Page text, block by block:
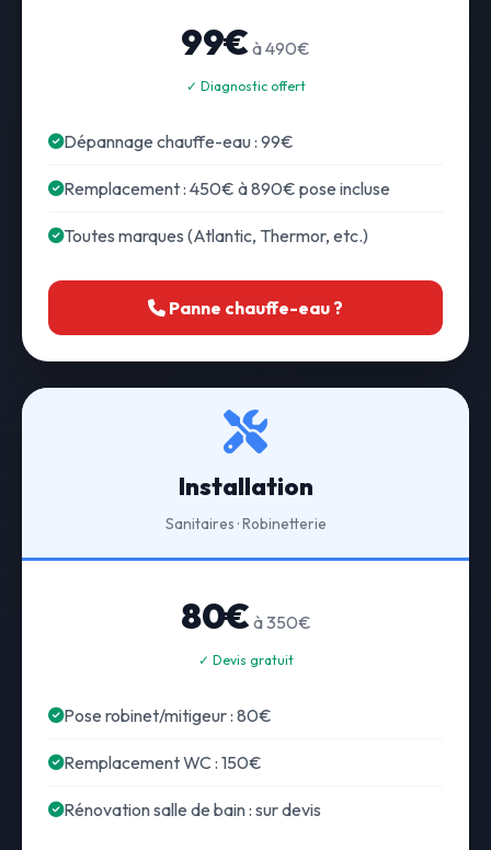
99€ à 490€
✓ Diagnostic offert
Dépannage chauffe-eau : 99€
Remplacement : 450€ à 890€ pose incluse
Toutes marques (Atlantic, Thermor, etc.)
Panne chauffe-eau ?
Installation
Sanitaires · Robinetterie
80€ à 350€
✓ Devis gratuit
Pose robinet/mitigeur : 80€
Remplacement WC : 150€
Rénovation salle de bain : sur devis